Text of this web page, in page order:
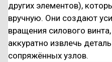
других элементов),
вручную. Они создают
вращения силового
аккуратно извлечь
сопряжённых узлов.